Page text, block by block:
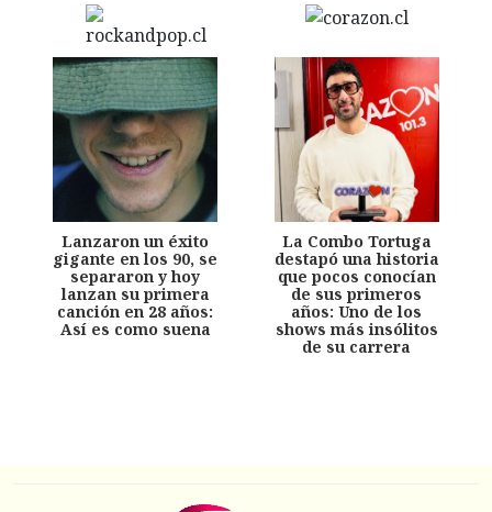
Lanzaron un éxito
gigante en los 90, se
separaron y hoy
lanzan su primera
canción en 28 años:
Así es como suena
La Combo Tortuga
destapó una historia
que pocos conocían
de sus primeros
años: Uno de los
shows más insólitos
de su carrera